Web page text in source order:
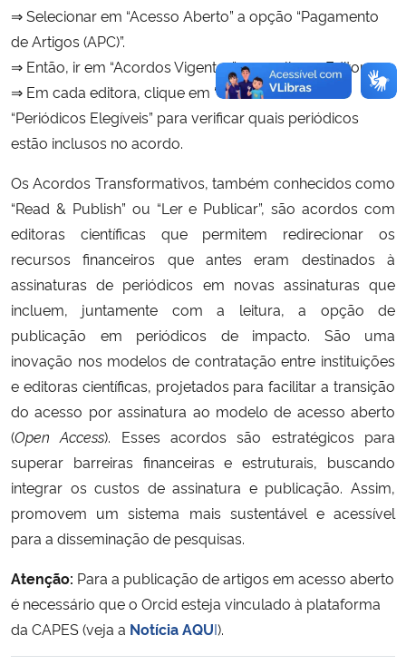
⇒ Selecionar em “Acesso Aberto” a opção “Pagamento
de Artigos (APC)”.
⇒ Então, ir em “Acordos Vigentes” e escolher a Editora.
⇒ Em cada editora, clique em “Saiba mais” e ou
“Periódicos Elegíveis” para verificar quais periódicos
estão inclusos no acordo.
Os Acordos Transformativos, também conhecidos como
“Read & Publish” ou “Ler e Publicar”, são acordos com
editoras científicas que permitem redirecionar os
recursos financeiros que antes eram destinados à
assinaturas de periódicos em novas assinaturas que
incluem, juntamente com a leitura, a opção de
publicação em periódicos de impacto. São uma
inovação nos modelos de contratação entre instituições
e editoras científicas, projetados para facilitar a transição
do acesso por assinatura ao modelo de acesso aberto
(Open Access). Esses acordos são estratégicos para
superar barreiras financeiras e estruturais, buscando
integrar os custos de assinatura e publicação. Assim,
promovem um sistema mais sustentável e acessível
para a disseminação de pesquisas.
Atenção: Para a publicação de artigos em acesso aberto
é necessário que o Orcid esteja vinculado à plataforma
da CAPES (veja a Notícia AQUI).